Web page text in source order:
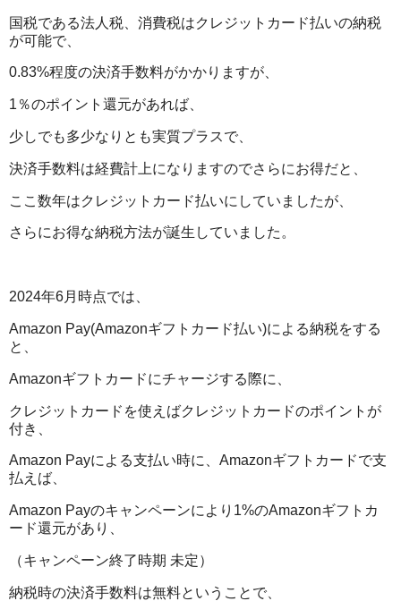
国税である法人税、消費税はクレジットカード払いの納税
が可能で、
0.83%程度の決済手数料がかかりますが、
1％のポイント還元があれば、
少しでも多少なりとも実質プラスで、
決済手数料は経費計上になりますのでさらにお得だと、
ここ数年はクレジットカード払いにしていましたが、
さらにお得な納税方法が誕生していました。
2024年6月時点では、
Amazon Pay(Amazonギフトカード払い)による納税をする
と、
Amazonギフトカードにチャージする際に、
クレジットカードを使えばクレジットカードのポイントが
付き、
Amazon Payによる支払い時に、Amazonギフトカードで支
払えば、
Amazon Payのキャンペーンにより1%のAmazonギフトカ
ード還元があり、
（キャンペーン終了時期 未定）
納税時の決済手数料は無料ということで、